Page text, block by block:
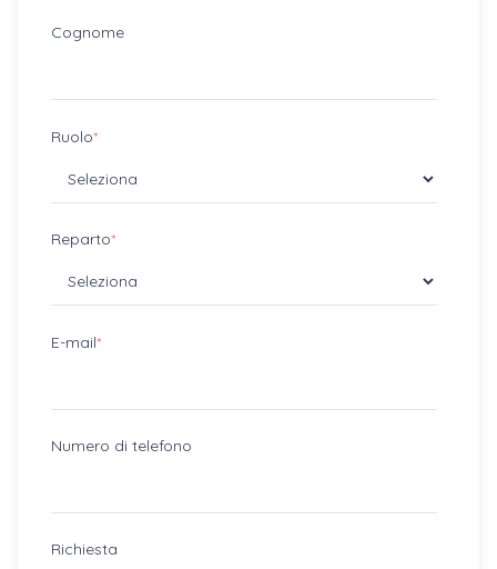
Cognome
Ruolo*
Reparto*
E-mail*
Numero di telefono
Richiesta